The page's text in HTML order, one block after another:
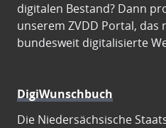
digitalen Bestand? Dann
unserem ZVDD Portal, das
bundesweit digitalisierte
DigiWunschbuch
Die Niedersächsische